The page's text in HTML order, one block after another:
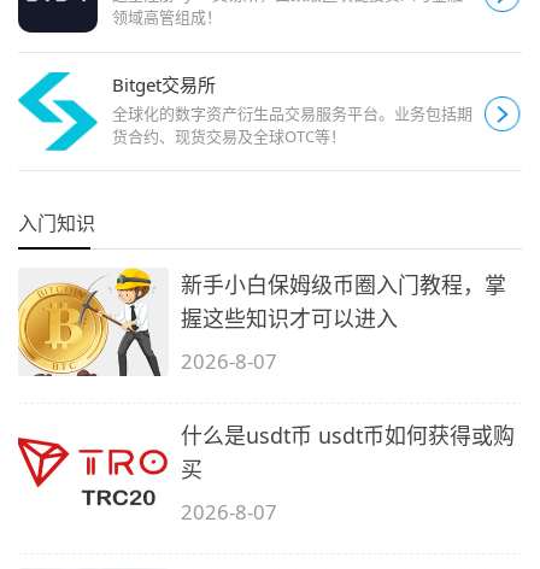
领域高管组成！
Bitget交易所
全球化的数字资产衍生品交易服务平台。业务包括期
货合约、现货交易及全球OTC等！
入门知识
新手小白保姆级币圈入门教程，掌
握这些知识才可以进入
2026-8-07
什么是usdt币 usdt币如何获得或购
买
2026-8-07